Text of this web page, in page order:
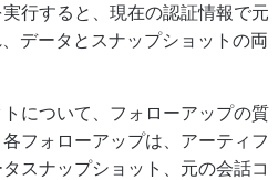
行すると、現在の認証情報で元
データとスナップショットの両
について、フォローアップの質
フォローアップは、アーティフ
スナップショット、元の会話コ